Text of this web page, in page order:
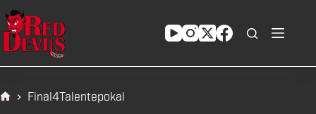
Zum
Inhalt
springen
Final4Talentepokal